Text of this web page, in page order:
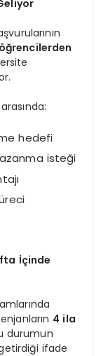
hedefi
isteği
İçinde
4 ila
durumun
ifade